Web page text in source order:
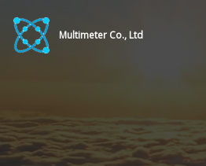
Multimeter Co., Ltd